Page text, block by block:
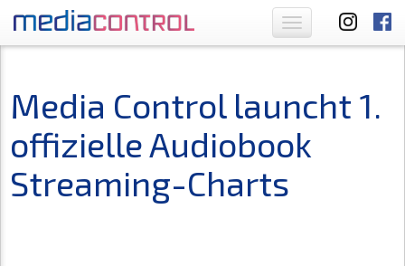
Toggle
navigation
Media Control launcht 1.
offizielle Audiobook
Streaming-Charts